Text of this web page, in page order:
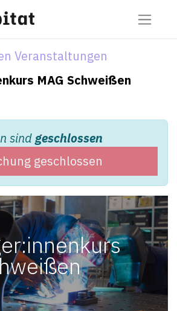
Veranstaltungen
MAG Schweißen
sindgeschlossen
geschlossen